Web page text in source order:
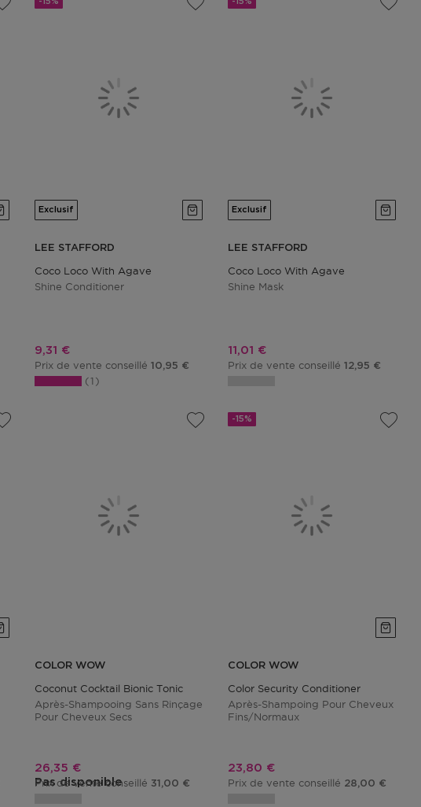
Exclusif
LEE STAFFORD
Coco Loco With Agave
Shine Conditioner
Prix promotionnel
9,31 €
Prix de vente conseillé 10,95 €
1
Exclusif
LEE STAFFORD
Coco Loco With Agave
Shine Mask
Prix promotionnel
11,01 €
Prix de vente conseillé 12,95 €
Pas disponible
COLOR WOW
Coconut Cocktail Bionic Tonic
Après-Shampooing Sans Rinçage
Pour Cheveux Secs
Prix promotionnel
26,35 €
Prix de vente conseillé 31,00 €
-15%
COLOR WOW
Color Security Conditioner
Après-Shampoing Pour Cheveux
Fins/normaux
Prix promotionnel
23,80 €
Prix de vente conseillé 28,00 €